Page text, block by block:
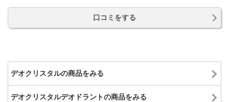
口コミをする
デオクリスタルの商品をみる
デオクリスタルデオドラントの商品をみる